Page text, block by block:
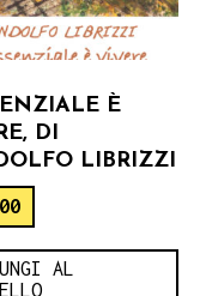
È
DI
LIBRIZZI
AL